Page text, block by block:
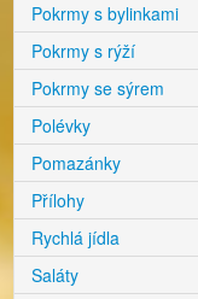
Pokrmy s bylinkami
Pokrmy s rýží
Pokrmy se sýrem
Polévky
Pomazánky
Přílohy
Rychlá jídla
Saláty